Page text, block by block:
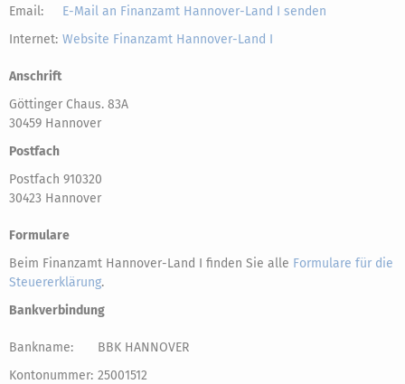
Email:
E-Mail an Finanzamt Hannover-Land I senden
Internet: Website Finanzamt Hannover-Land I
Anschrift
Göttinger Chaus. 83A
30459 Hannover
Postfach
Postfach 910320
30423 Hannover
Formulare
Beim Finanzamt Hannover-Land I finden Sie alle Formulare für die
Steuererklärung.
Bankverbindung
Bankname:
BBK HANNOVER
Kontonummer: 25001512